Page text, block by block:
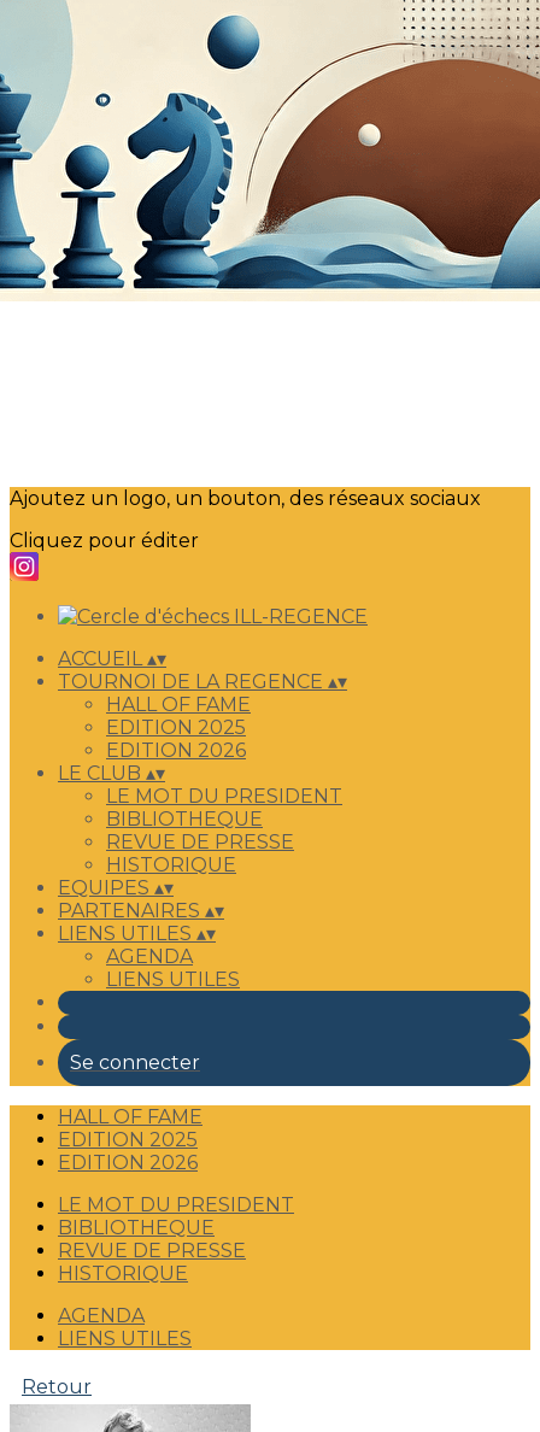
Exporter les lignes sélectionnées
Exporter toutes les colonnes
Exporter uniquement les colonnes affichées
Menu
?>
Images de la page d'accueil
Cliquez pour éditer
Ajoutez un logo, un bouton, des réseaux sociaux
Cliquez pour éditer
ACCUEIL▴▾
TOURNOI DE LA REGENCE ▴▾
HALL OF FAME
EDITION 2025
EDITION 2026
LE CLUB ▴▾
LE MOT DU PRESIDENT
BIBLIOTHEQUE
REVUE DE PRESSE
HISTORIQUE
EQUIPES ▴▾
PARTENAIRES ▴▾
LIENS UTILES ▴▾
AGENDA
LIENS UTILES
Se connecter
HALL OF FAME
EDITION 2025
EDITION 2026
LE MOT DU PRESIDENT
BIBLIOTHEQUE
REVUE DE PRESSE
HISTORIQUE
AGENDA
LIENS UTILES
Retour